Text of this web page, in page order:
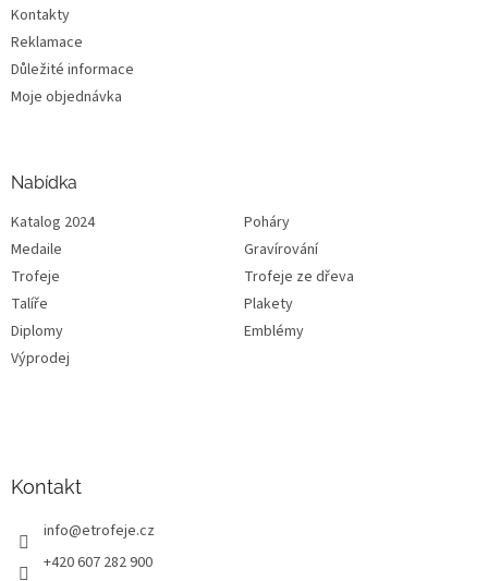
Kontakty
Reklamace
Důležité informace
Moje objednávka
Nabídka
Katalog 2024
Poháry
Medaile
Gravírování
Trofeje
Trofeje ze dřeva
Talíře
Plakety
Diplomy
Emblémy
Výprodej
Kontakt
info@etrofeje.cz
+420 607 282 900